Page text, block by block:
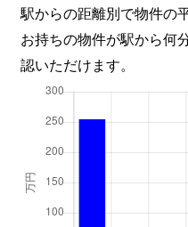
駅からの距離別で物件の
お持ちの物件が駅から何
認いただけます。